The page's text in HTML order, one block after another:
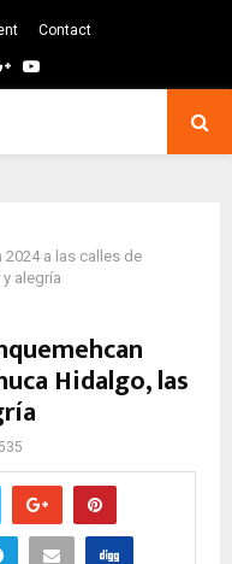
Contact
GoogleYoutube
2024 a las calles de
alegría
Hidalgo, las